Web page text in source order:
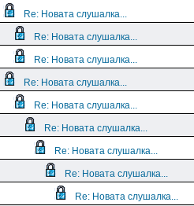
Re: Новата слушалка...
Re: Новата слушалка...
Re: Новата слушалка...
Re: Новата слушалка...
Re: Новата слушалка...
Re: Новата слушалка...
Re: Новата слушалка...
Re: Новата слушалка...
Re: Новата слушалка...